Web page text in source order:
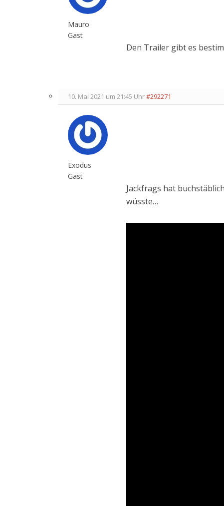
Mauro
Gast
Den Trailer gibt es
10. Mai 2021 um 21:45 Uhr#292271
Exodus
Gast
Jackfrags hat
wüsste…